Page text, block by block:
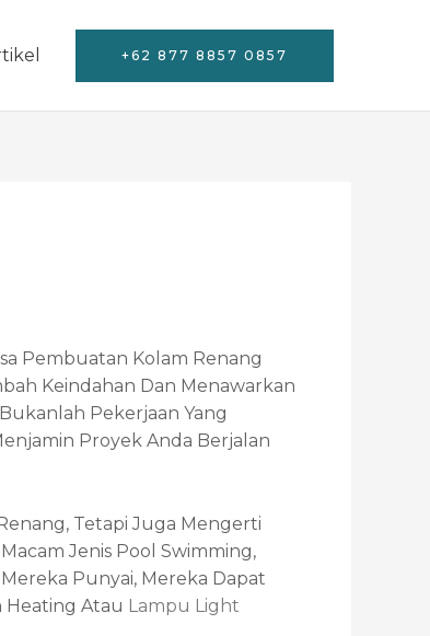
+62 877 8857 0857
Pembuatan Kolam Renang
Keindahan Dan Menawarkan
Pekerjaan Yang
Proyek Anda Berjalan
Tetapi Juga Mengerti
Jenis Pool Swimming,
Punyai, Mereka Dapat
Heating Atau Lampu Light